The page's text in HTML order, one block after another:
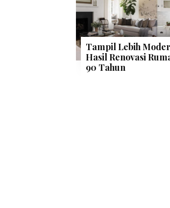
Tampil Lebih
Hasil Renovasi
90 Tahun